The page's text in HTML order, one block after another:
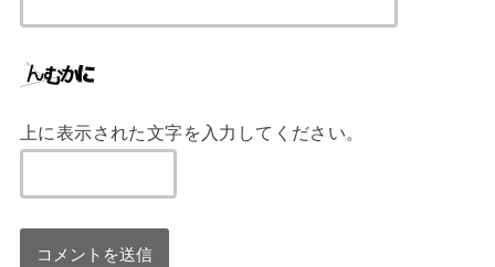
上に表示された文字を入力してください。